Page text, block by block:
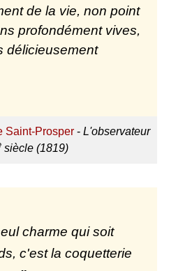
de la vie, non point
profondément vives,
délicieusement
Saint-Prosper -L'observateur
siècle (1819)
charme qui soit
c'est la coquetterie